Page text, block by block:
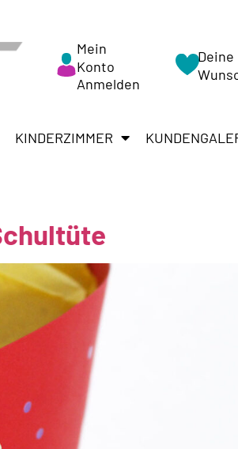
Mein
Konto
Anmelden
Deine
KINDERZIMMER